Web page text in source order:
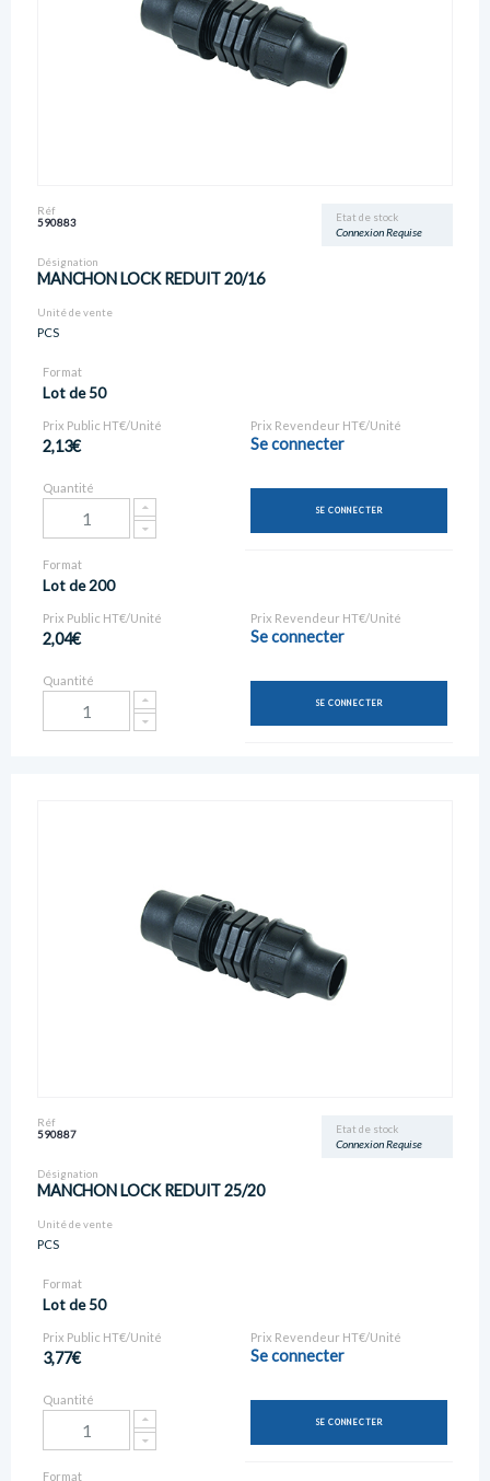
Etat de stock
Connexion Requise
Réf
590883
Désignation
MANCHON LOCK REDUIT 20/16
Unité de vente
PCS
Format
Lot de 50
Prix Public HT€/Unité
2,13€
Prix Revendeur HT€/Unité
Se connecter
Quantité
SE CONNECTER
Format
Lot de 200
Prix Public HT€/Unité
2,04€
Prix Revendeur HT€/Unité
Se connecter
Quantité
SE CONNECTER
Etat de stock
Connexion Requise
Réf
590887
Désignation
MANCHON LOCK REDUIT 25/20
Unité de vente
PCS
Format
Lot de 50
Prix Public HT€/Unité
3,77€
Prix Revendeur HT€/Unité
Se connecter
Quantité
SE CONNECTER
Format